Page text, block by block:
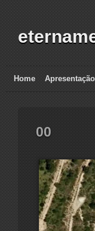
Home
00